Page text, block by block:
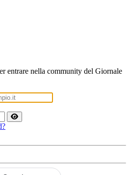
entrare nella community del Giornale